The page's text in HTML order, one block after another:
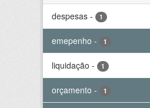
despesas - 1
emepenho - 1
liquidação - 1
orçamento - 1